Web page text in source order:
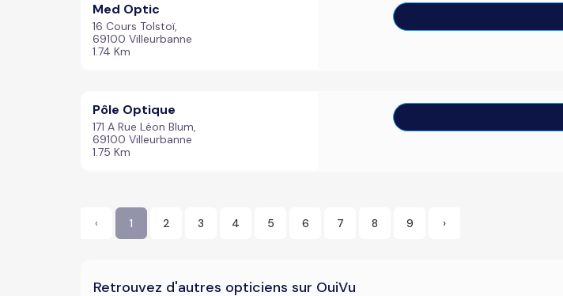
Med Optic
16 Cours Tolstoï,
69100 Villeurbanne
1.74 Km
Pôle Optique
171 A Rue Léon Blum,
69100 Villeurbanne
1.75 Km
‹ 1 2 3 4 5 6 7 8 9 ›
Retrouvez d'autres opticiens sur OuiVu